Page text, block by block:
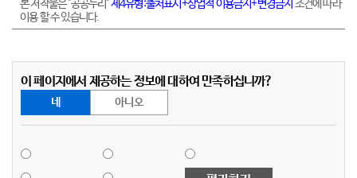
본 저작물은 "공공누리"제4유형:출처표시+상업적 이용금지+변경금지 조건에 따라
이용 할 수 있습니다.
이 페이지에서 제공하는 정보에 대하여 만족하십니까?
네 아니오